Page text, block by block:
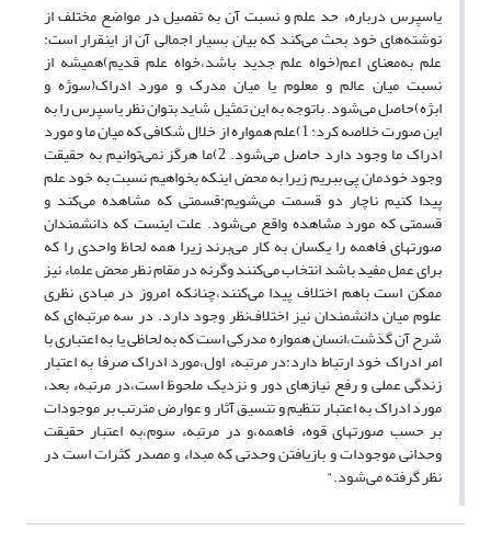
یاسپرس دربارهء حد علم و نسبت آن به تفصیل در مواضع مختلف از
نوشته‌های‌ خود بحث می‌کند که بیان بسیار اجمالی آن از اینقرار است:
علم به‌معنای اعم(خواه علم جدید باشد،خواه علم قدیم)همیشه از
نسبت میان‌ عالم و معلوم یا میان مدرک و مورد ادراک(سوژه و
ابژه)حاصل می‌شود. باتوجه به این تمثیل شاید بتوان نظر یاسپرس را به
این صورت خلاصه کرد: 1)علم همواره از خلال شکافی که میان ما و مورد
ادراک ما وجود دارد حاصل‌ می‌شود. 2)ما هرگز نمی‌توانیم به حقیقت
وجود خودمان پی ببریم زیرا به محض اینکه بخواهیم‌ نسبت به خود علم
پیدا کنیم ناچار دو قسمت می‌شویم:قسمتی که مشاهده می‌کند و
قسمتی‌ که مورد مشاهده واقع می‌شود. علت اینست که دانشمندان
صورتهای فاهمه را یکسان به‌ کار می‌برند زیرا همه لحاظ واحدی را که
برای عمل مفید باشد انتخاب می‌کنند وگرنه در مقام نظر محض علماء نیز
ممکن است باهم اختلاف پیدا می‌کنند،چنانکه امروز در مبادی نظری‌
علوم میان دانشمندان نیز اختلاف‌نظر وجود دارد. در سه مرتبه‌ای که
شرح آن گذشت،انسان همواره مدرکی‌ است که به لحاظی یا به اعتباری با
امر ادراک خود ارتباط دارد:در مرتبهء اول،مورد ادراک صرفا به اعتبار
زندگی عملی و رفع نیازهای دور و نزدیک ملحوظ است،در مرتبهء بعد،
مورد ادراک به اعتبار تنظیم و تنسیق آثار و عوارض مترتب بر موجودات
بر حسب صورتهای قوهء فاهمه،و در مرتبهء سوم،به اعتبار حقیقت
وحدانی موجودات و بازیافتن وحدتی که مبداء و مصدر کثرات است در
نظر گرفته می‌شود."